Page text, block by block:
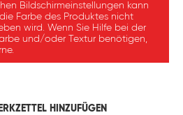
Bildschirmeinstellungen kann
Farbe des Produktes nicht
wird. Wenn Sie Hilfe bei der
und/oder Textur benötigen,
HINZUFÜGEN